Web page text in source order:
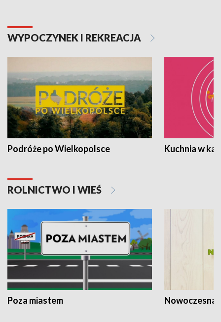
WYPOCZYNEK I REKREACJA
Podróże po Wielkopolsce Kuchnia w
ROLNICTWO I WIEŚ
Poza miastem Nowoczesna